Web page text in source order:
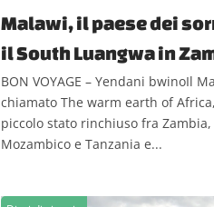
Malawi, il paese dei
il South Luangwa in
BON VOYAGE – Yendani bwinoIl
chiamato The warm earth of
piccolo stato rinchiuso fra Zambia,
Mozambico e Tanzania e...